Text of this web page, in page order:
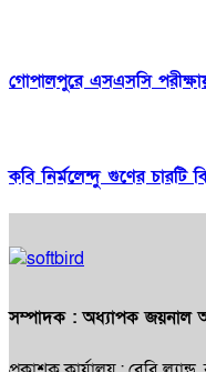
গোপালপুরে এসএসসি
কবি নির্মলেন্দু গুণের চারটি
সম্পাদক :অধ্যাপক জয়নাল